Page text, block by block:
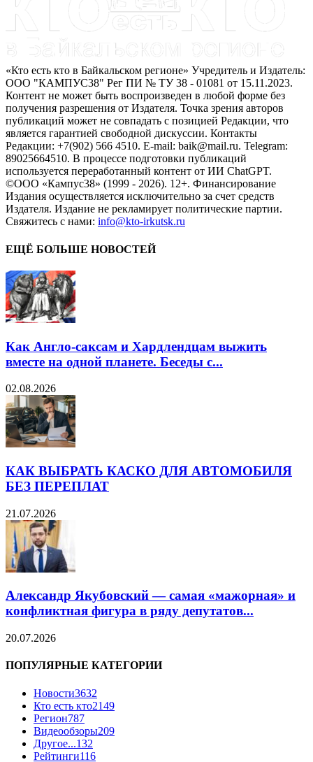
«Кто есть кто в Байкальском регионе» Учредитель и Издатель:
ООО "КАМПУС38" Рег ПИ № ТУ 38 - 01081 от 15.11.2023.
Контент не может быть воспроизведен в любой форме без
получения разрешения от Издателя. Точка зрения авторов
публикаций может не совпадать с позицией Редакции, что
является гарантией свободной дискуссии. Контакты
Редакции: +7(902) 566 4510. E-mail: baik@mail.ru. Telegram:
89025664510. В процессе подготовки публикаций
используется переработанный контент от ИИ ChatGPT.
©ООО «Кампус38» (1999 - 2026). 12+. Финансирование
Издания осуществляется исключительно за счет средств
Издателя. Издание не рекламирует политические партии.
Свяжитесь с нами: info@kto-irkutsk.ru
ЕЩЁ БОЛЬШЕ НОВОСТЕЙ
Как Англо-саксам и Хардлендцам выжить
вместе на одной планете. Беседы с...
02.08.2026
КАК ВЫБРАТЬ КАСКО ДЛЯ АВТОМОБИЛЯ
БЕЗ ПЕРЕПЛАТ
21.07.2026
Александр Якубовский — самая «мажорная» и
конфликтная фигура в ряду депутатов...
20.07.2026
ПОПУЛЯРНЫЕ КАТЕГОРИИ
Новости3632
Кто есть кто2149
Регион787
Видеообзоры209
Другое...132
Рейтинги116